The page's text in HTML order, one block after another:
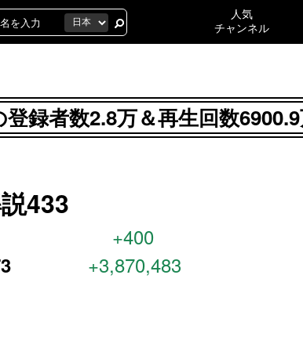
人気
チャンネル
録者数2.8万＆再生回数
433
+400
+3,870,483